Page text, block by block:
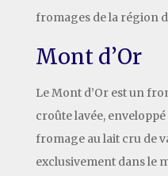
fromages de la région
Mont d’Or
Le Mont d’Or est un
croûte lavée, enveloppé
fromage au lait cru de
exclusivement dans le